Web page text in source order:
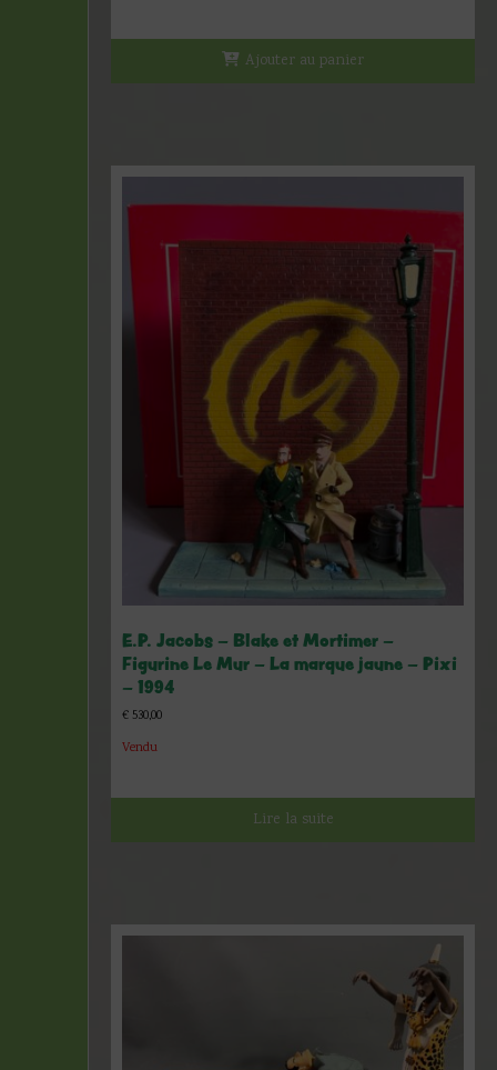
Ajouter au panier
E.P. Jacobs – Blake et Mortimer –
Figurine Le Mur – La marque jaune – Pixi
– 1994
€ 530,00
Vendu
Lire la suite